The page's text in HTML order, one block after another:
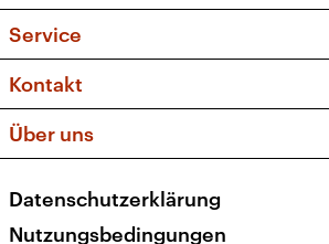
Sendungen und Podcasts
Musikliste
Kakadu – Das Kinderprogramm
Frequenzen (UKW + DAB+)
Service
FAQ
Apps
Newsletter
Veranstaltungen
Kontakt
Social Media
Über uns
Presse
Datenschutzerklärung
Nutzungsbedingungen